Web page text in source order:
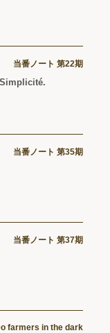
当番ノート 第22期
Simplicité.
当番ノート 第35期
当番ノート 第37期
farmers in the dark